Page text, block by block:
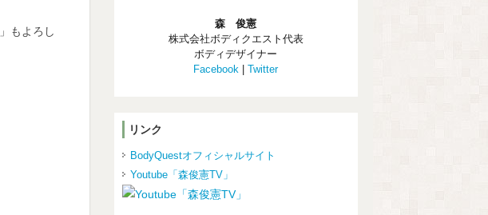
もよろし
森 俊憲
株式会社ボディクエスト代表
ボディデザイナー
Facebook |Twitter
リンク
BodyQuestオフィシャルサイト
Youtube「森俊憲TV」